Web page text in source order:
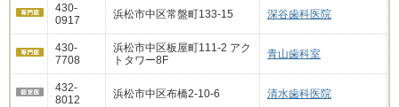
430-
0917
浜松市中区常盤町133-15 深谷歯科医院
430-
7708
浜松市中区板屋町111-2 アク
トタワー8F
青山歯科室
432-
8012
浜松市中区布橋2-10-6 清水歯科医院